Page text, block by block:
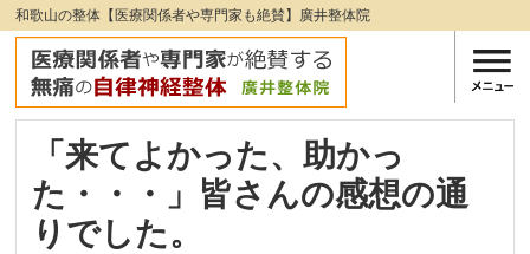
和歌山の整体【医療関係者や専門家も絶賛】廣井整体院
「来てよかった、助かっ
た・・・」皆さんの感想の通
りでした。